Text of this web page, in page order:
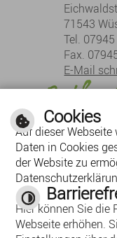
71543
Tel.
Fax.
E-Mail
Montag:
08:30
Dienstag:
08:30
Mittwoch:
08:30
Donnerstag:08:30
Freitag:
08:30
Cookies
Auf dieser
Daten in Cookies
der Website zu
Hier können Sie die
Webseite erhöhen.